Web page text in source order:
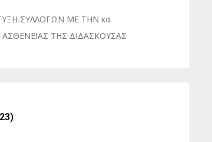
ΣΥΛΛΟΓΩΝ ΜΕ ΤΗΝ κα.
ΤΗΣ ΔΙΔΑΣΚΟΥΣΑΣ